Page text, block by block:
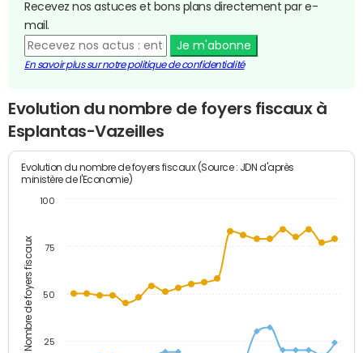
Recevez nos astuces et bons plans directement par e-
mail.
Je m'abonne
En savoir plus sur notre politique de confidentialité
Evolution du nombre de foyers fiscaux à
Esplantas-Vazeilles
Nombre de foyers fiscaux
Evolution du nombre de foyers fiscaux (Source : JDN d'après
ministère de l'Economie)
25
50
75
100